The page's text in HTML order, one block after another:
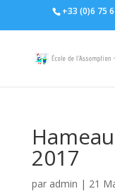
+33 (0)6 75
2017
par admin | 21